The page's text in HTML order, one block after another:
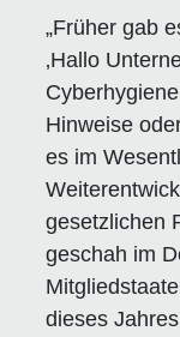
„Früher gab
‚Hallo
Hinweise
es im
gesetzlichen
geschah im
dieses